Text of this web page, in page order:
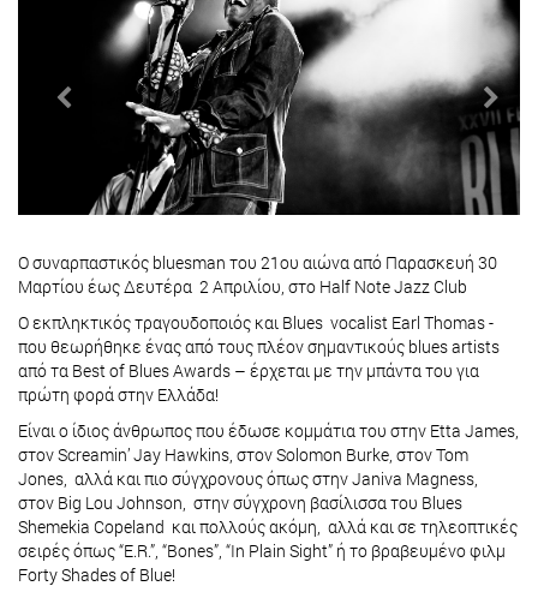
O συναρπαστικός bluesman του 21ου αιώνα από Παρασκευή 30
Μαρτίου έως Δευτέρα 2 Απριλίου, στο Half Note Jazz Club
Ο εκπληκτικός τραγουδοποιός και Blues vocalist Earl Thomas -
που θεωρήθηκε ένας από τους πλέον σημαντικούς blues artists
από τα Best of Blues Awards – έρχεται με την μπάντα του για
πρώτη φορά στην Ελλάδα!
Είναι ο ίδιος άνθρωπος που έδωσε κομμάτια του στην Etta James,
στον Screamin’ Jay Hawkins, στον Solomon Burke, στον Tom
Jones, αλλά και πιο σύγχρονους όπως στην Janiva Magness,
στον Big Lou Johnson, στην σύγχρονη βασίλισσα του Blues
Shemekia Copeland και πολλούς ακόμη, αλλά και σε τηλεοπτικές
σειρές όπως “Ε.R.”, “Bones”, “In Plain Sight” ή το βραβευμένο φιλμ
Forty Shades of Blue!